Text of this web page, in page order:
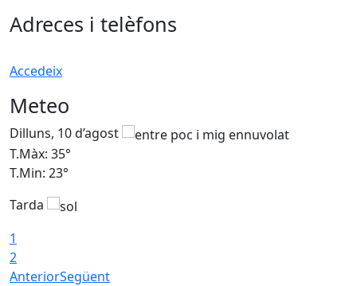
Adreces i telèfons
Accedeix
Meteo
Dilluns, 10 d’agost
T.Màx: 35°
T.Min: 23°
Tarda
1
2
AnteriorSegüent